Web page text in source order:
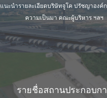
แนะนำรายละเอียดบริษัทจูโค ปรัชญาองค์
ความเป็นมา คณะผู้บริหาร ฯลฯ
รายชื่อสถานประกอบก